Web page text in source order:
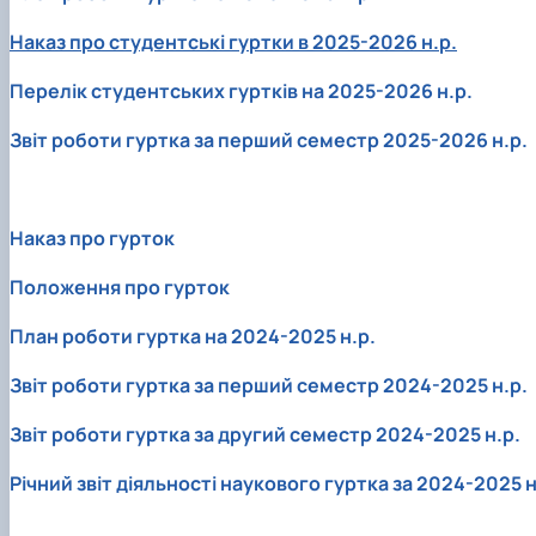
Наказ про студентські гуртки в 2025-2026 н.р.
Перелік студентських гуртків на 2025-2026 н.р.
Звіт роботи гуртка за перший семестр 2025-2026 н.р.
Наказ про гурток
Положення про гурток
План роботи гуртка на 2024-2025 н.р.
Звіт роботи гуртка за перший семестр 2024-2025 н.р.
Звіт роботи гуртка за другий семестр 2024-2025 н.р.
Річний звіт діяльності наукового гуртка за 2024-2025